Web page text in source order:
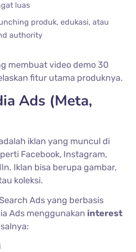
luas
produk, edukasi, atau
authority
membuat video demo 30
fitur utama produknya.
Ads (Meta,
iklan yang muncul di
Facebook, Instagram,
Iklan bisa berupa gambar,
koleksi.
Ads yang berbasis
Ads menggunakan interest